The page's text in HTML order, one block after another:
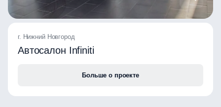
г. Нижний Новгород
Автосалон Infiniti
Больше о проекте